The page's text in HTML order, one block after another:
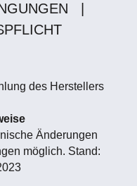
des Herstellers
Änderungen
möglich. Stand: